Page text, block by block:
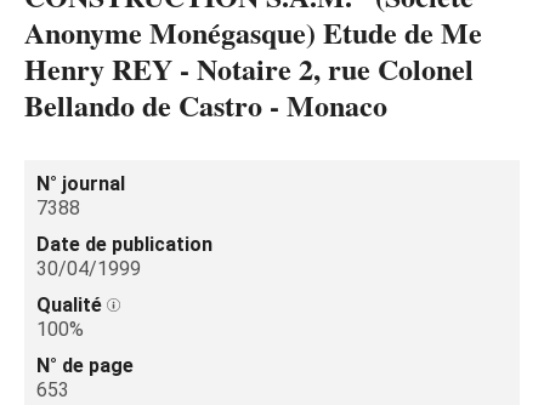
Anonyme Monégasque) Etude de Me
Henry REY - Notaire 2, rue Colonel
Bellando de Castro - Monaco
N° journal
7388
Date de publication
30/04/1999
Qualité
100%
N° de page
653